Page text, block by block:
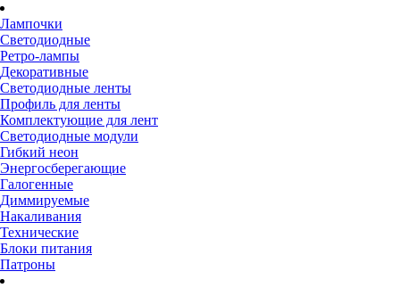
Лампочки
Светодиодные
Ретро-лампы
Декоративные
Светодиодные ленты
Профиль для ленты
Комплектующие для лент
Светодиодные модули
Гибкий неон
Энергосберегающие
Галогенные
Диммируемые
Накаливания
Технические
Блоки питания
Патроны